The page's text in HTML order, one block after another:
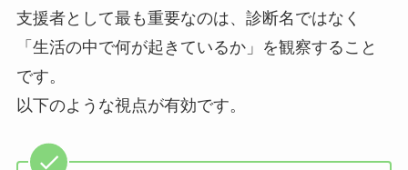
支援者として最も重要なのは、診断名ではなく
「生活の中で何が起きているか」を観察すること
です。
以下のような視点が有効です。